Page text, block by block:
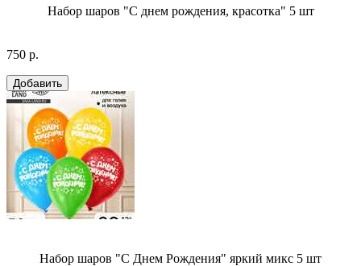
Набор шаров "С днем рождения, красотка" 5 шт
750 р.
Набор шаров "С Днем Рождения" яркий микс 5 шт